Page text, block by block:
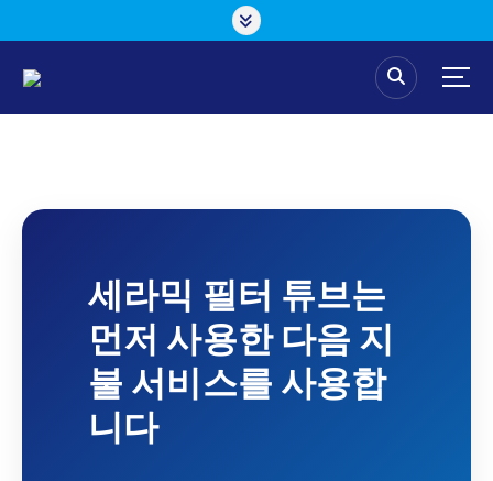
k
세라믹 필터 튜브는
먼저 사용한 다음 지
불 서비스를 사용합
니다